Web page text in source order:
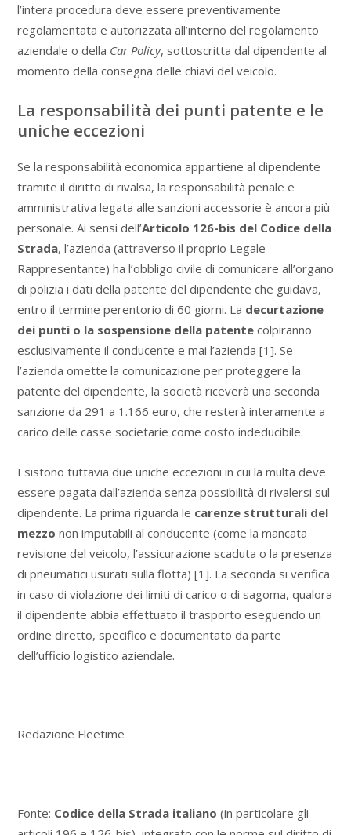
l’intera procedura deve essere preventivamente
regolamentata e autorizzata all’interno del regolamento
aziendale o della Car Policy, sottoscritta dal dipendente al
momento della consegna delle chiavi del veicolo.
La responsabilità dei punti patente e le
uniche eccezioni
Se la responsabilità economica appartiene al dipendente
tramite il diritto di rivalsa, la responsabilità penale e
amministrativa legata alle sanzioni accessorie è ancora più
personale. Ai sensi dell’Articolo 126-bis del Codice della
Strada, l’azienda (attraverso il proprio Legale
Rappresentante) ha l’obbligo civile di comunicare all’organo
di polizia i dati della patente del dipendente che guidava,
entro il termine perentorio di 60 giorni. La decurtazione
dei punti o la sospensione della patentecolpiranno
esclusivamente il conducente e mai l’azienda [1]. Se
l’azienda omette la comunicazione per proteggere la
patente del dipendente, la società riceverà una seconda
sanzione da 291 a 1.166 euro, che resterà interamente a
carico delle casse societarie come costo indeducibile.
Esistono tuttavia due uniche eccezioni in cui la multa deve
essere pagata dall’azienda senza possibilità di rivalersi sul
dipendente. La prima riguarda le carenze strutturali del
mezzo non imputabili al conducente (come la mancata
revisione del veicolo, l’assicurazione scaduta o la presenza
di pneumatici usurati sulla flotta) [1]. La seconda si verifica
in caso di violazione dei limiti di carico o di sagoma, qualora
il dipendente abbia effettuato il trasporto eseguendo un
ordine diretto, specifico e documentato da parte
dell’ufficio logistico aziendale.
Redazione Fleetime
Fonte: Codice della Strada italiano (in particolare gli